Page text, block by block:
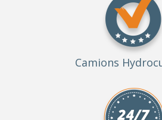
Camions